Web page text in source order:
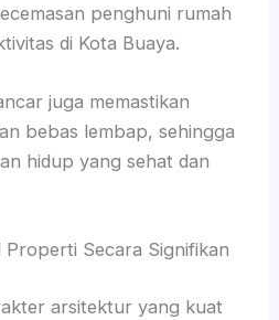
penghuni rumah
di Kota Buaya.
juga memastikan
bebas lembap, sehingga
hidup yang sehat dan
Secara Signifikan
arsitektur yang kuat